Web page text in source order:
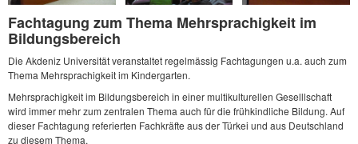
Fachtagung zum Thema Mehrsprachigkeit im
Bildungsbereich
Die Akdeniz Universität veranstaltet regelmässig Fachtagungen u.a. auch zum
Thema Mehrsprachigkeit im Kindergarten.
Mehrsprachigkeit im Bildungsbereich in einer multikulturellen Geselllschaft
wird immer mehr zum zentralen Thema auch für die frühkindliche Bildung. Auf
dieser Fachtagung referierten Fachkräfte aus der Türkei und aus Deutschland
zu diesem Thema.